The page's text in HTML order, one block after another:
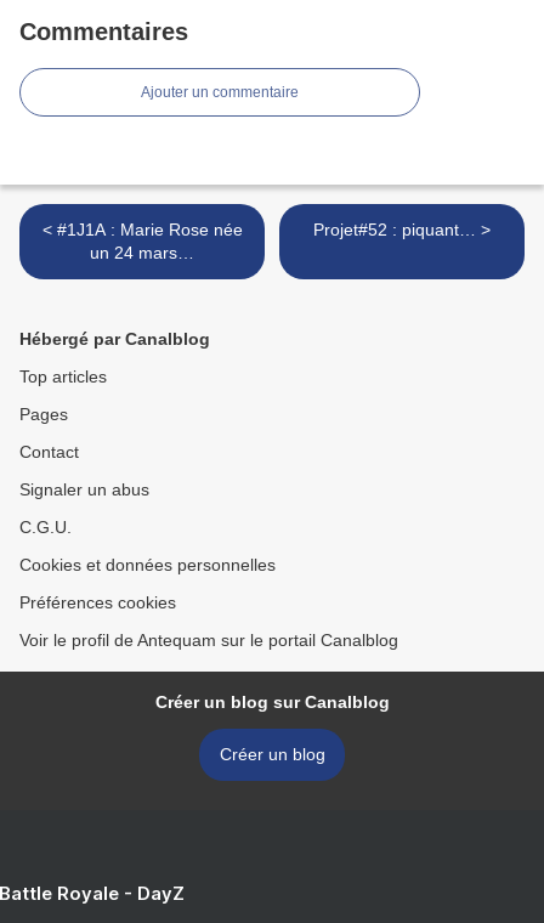
Commentaires
Ajouter un commentaire
< #1J1A : Marie Rose née
un 24 mars…
Projet#52 : piquant… >
Hébergé par Canalblog
Top articles
Pages
Contact
Signaler un abus
C.G.U.
Cookies et données personnelles
Préférences cookies
Voir le profil de Antequam sur le portail Canalblog
Créer un blog sur Canalblog
Créer un blog
Royale - DayZ